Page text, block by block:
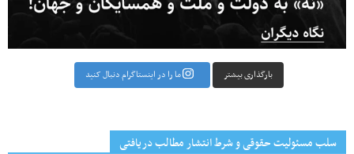
بارگذاری بیشتر ما را در اینستاگرام دنبال کنید
سلب مسئولیت حقوقی و شرط انتشار مطالب دریافتی